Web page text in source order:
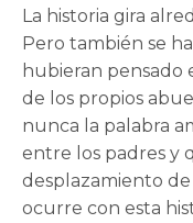
La historia gira
Pero también se
hubieran pensado
de los propios
nunca la palabra
entre los padres y
desplazamiento de
ocurre con esta